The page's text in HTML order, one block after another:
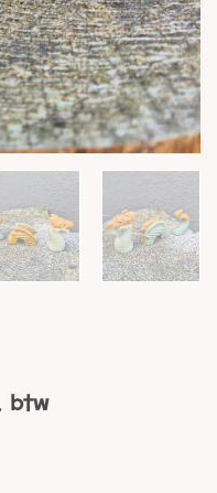
btw